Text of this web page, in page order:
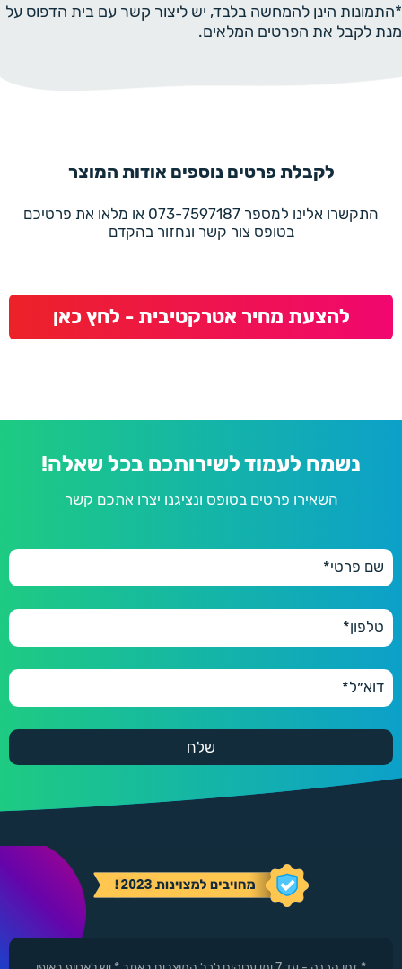
*התמונות הינן להמחשה בלבד, יש ליצור קשר עם בית הדפוס על
מנת לקבל את הפרטים המלאים.
לקבלת פרטים נוספים אודות המוצר
התקשרו אלינו למספר 073-7597187 או מלאו את פרטיכם
בטופס צור קשר ונחזור בהקדם
להצעת מחיר אטרקטיבית - לחץ כאן
נשמח לעמוד לשירותכם בכל שאלה!
השאירו פרטים בטופס ונציגנו יצרו אתכם קשר